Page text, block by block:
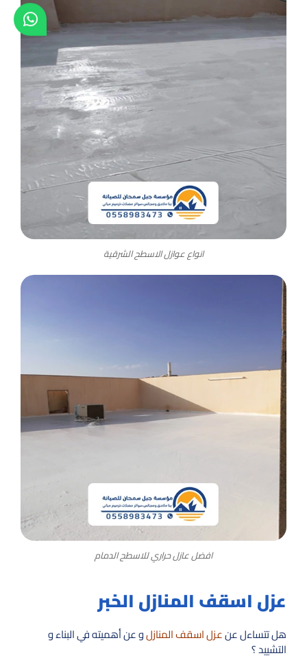
انواع عوازل الاسطح الشرقية
افضل عازل حراري للاسطح الدمام
عزل اسقف المنازل الخبر
هل تتساءل عنعزل اسقف المنازلو عن أهميته في البناء و
التشييد ؟